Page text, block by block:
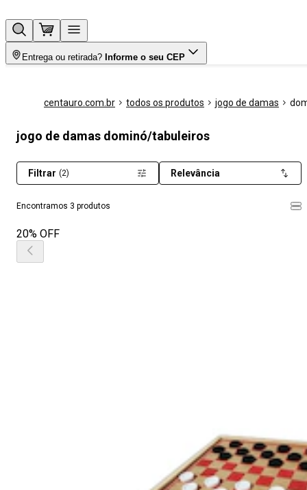
Entrega ou retirada? Informe o seu CEP
centauro.com.br todos os produtos jogo de damas
jogo de damas dominó/tabuleiros
Encontramos 3 produtos
Filtrar (2) Relevância
20% OFF